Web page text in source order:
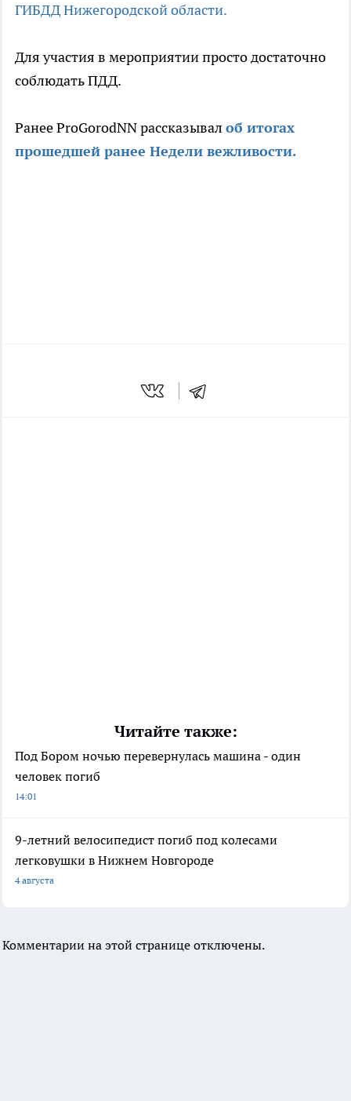
ГИБДД Нижегородской области.
Для участия в мероприятии просто достаточно
соблюдать ПДД.
Ранее ProGorodNN рассказывал об итогах
прошедшей ранее Недели вежливости.
Читайте также:
Под Бором ночью перевернулась машина - один
человек погиб
14:01
9-летний велосипедист погиб под колесами
легковушки в Нижнем Новгороде
4 августа
Комментарии на этой странице отключены.